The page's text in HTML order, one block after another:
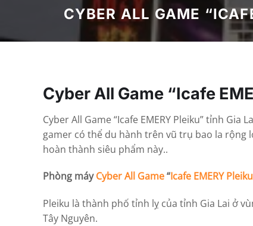
CYBER ALL GAME
Cyber All Game “Icafe
Cyber All Game “Icafe EMERY Pleiku” tỉnh
gamer có thể du hành trên vũ trụ bao la rộng
hoàn thành siêu phẩm này..
Phòng máyCyber All Game“Icafe EMERY Pleiku
Pleiku là thành phố tỉnh lỵ của tỉnh Gia Lai ở
Tây Nguyên.